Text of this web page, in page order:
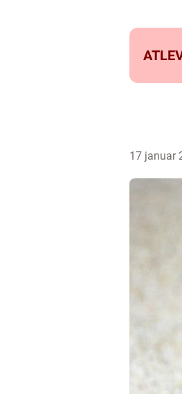
17 januar